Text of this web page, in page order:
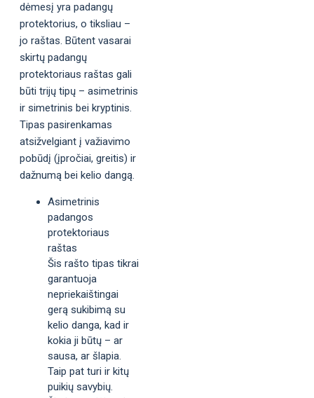
dėmesį yra padangų
protektorius, o tiksliau –
jo raštas. Būtent vasarai
skirtų padangų
protektoriaus raštas gali
būti trijų tipų – asimetrinis
ir simetrinis bei kryptinis.
Tipas pasirenkamas
atsižvelgiant į važiavimo
pobūdį (įpročiai, greitis) ir
dažnumą bei kelio dangą.
Asimetrinis
padangos
protektoriaus
raštas
Šis rašto tipas tikrai
garantuoja
nepriekaištingai
gerą sukibimą su
kelio danga, kad ir
kokia ji būtų – ar
sausa, ar šlapia.
Taip pat turi ir kitų
puikių savybių.